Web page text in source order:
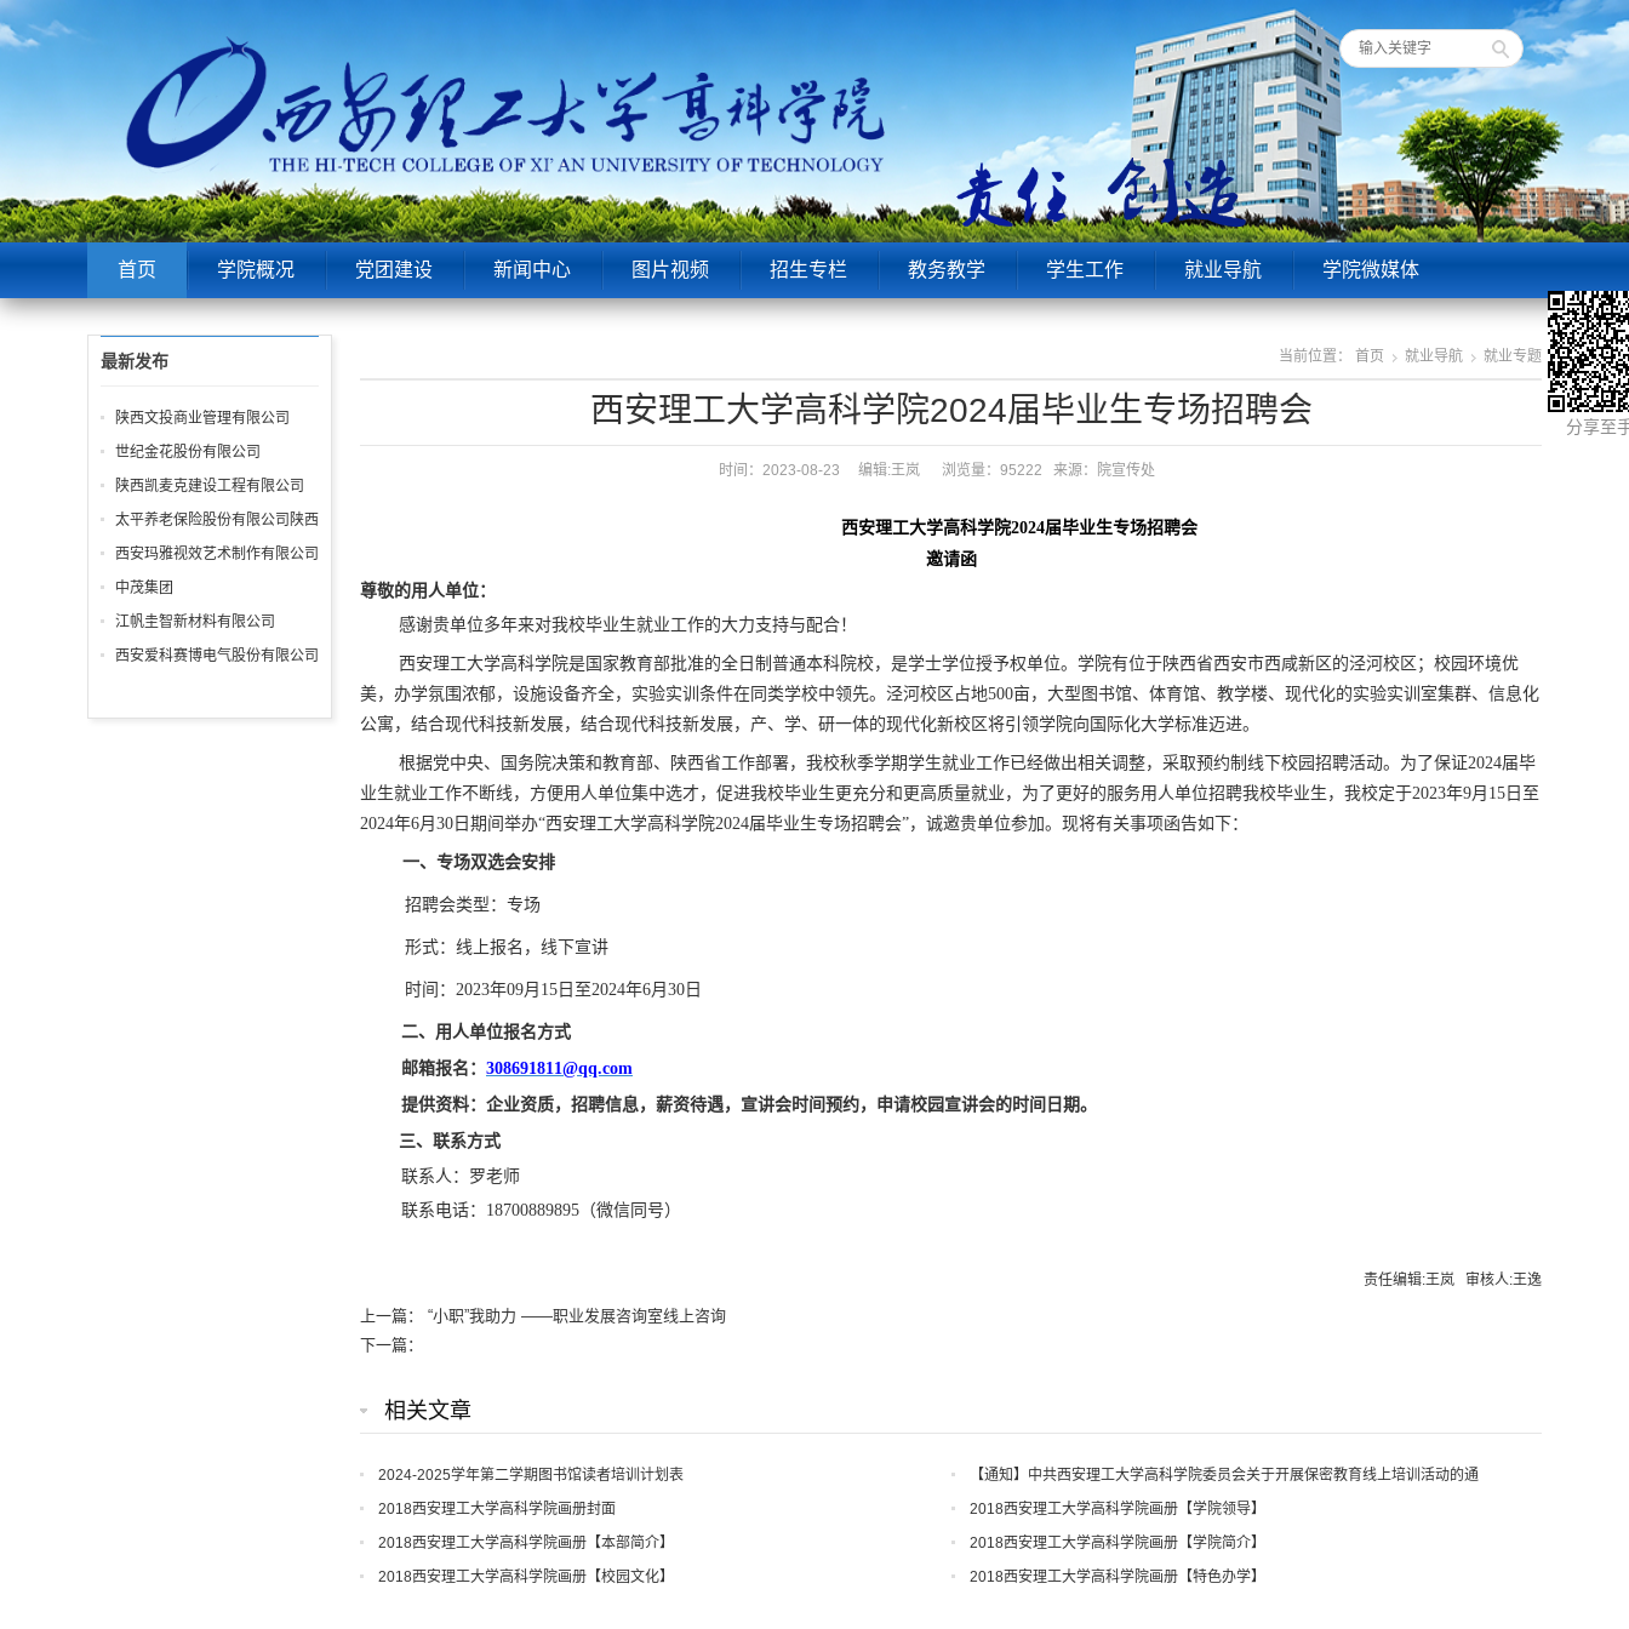
首页 学院概况 党团建设 新闻中心 图片视频 招生专栏 教务教学 学生工作 就业导航 学院微媒体
当前位置： 首页 就业导航 就业专题
分享至
西安理工大学高科学院2024届毕业生专场招聘会
时间：2023-08-23 编辑:王岚 浏览量：95222 来源：院宣传处
西安理工大学高科学院2024届毕业生专场招聘会
邀请函
尊敬的用人单位：
感谢贵单位多年来对我校毕业生就业工作的大力支持与配合！
西安理工大学高科学院是国家教育部批准的全日制普通本科院校，是学士学位授予权单位。学院有位于陕西省西安市西咸新区的泾河校区；校园环境优
美，办学氛围浓郁，设施设备齐全，实验实训条件在同类学校中领先。泾河校区占地500亩，大型图书馆、体育馆、教学楼、现代化的实验实训室集群、信息化
公寓，结合现代科技新发展，结合现代科技新发展，产、学、研一体的现代化新校区将引领学院向国际化大学标准迈进。
根据党中央、国务院决策和教育部、陕西省工作部署，我校秋季学期学生就业工作已经做出相关调整， 采取预约制 线下校园招聘活动。为了保证2024届毕
业生就业工作不断线，方便用人单位集中选才，促进我校毕业生更充分和更高质量就业，为了更好的服务用人单位招聘我校毕业生，我校定于2023年9月 15日 至
2024年6月30 日期间 举办“西安理工大学高科学院2024届毕业生专场招聘会”，诚邀贵单位参加。现将有关事项函告如下：
一、 专场双选会安排
招聘会类型： 专场
形式： 线上报名，线下宣讲
时间： 2023年09月 15 日 至2024年6月30日
二、 用人单位报名方式
邮箱报名： 308691811@qq.com
提供资料：企业资质，招聘信息，薪资待遇，宣讲会时间预约，申请校园宣讲会的时间日期。
三、 联系方式
联系人：罗老师
联系电话：18700889895（微信同号）
责任编辑:王岚 审核人:王逸
上一篇： “小职”我助力 ——职业发展咨询室线上咨询
下一篇：
相关文章
2024-2025学年第二学期图书馆读者培训计划表
【通知】中共西安理工大学高科学院委员会关于开展保密教育线上培训活动的通
知
2018西安理工大学高科学院画册封面
2018西安理工大学高科学院画册【学院领导】
2018西安理工大学高科学院画册【本部简介】
2018西安理工大学高科学院画册【学院简介】
2018西安理工大学高科学院画册【校园文化】
2018西安理工大学高科学院画册【特色办学】
最新发布
陕西文投商业管理有限公司
世纪金花股份有限公司
陕西凯麦克建设工程有限公司
太平养老保险股份有限公司陕西
分公司
西安玛雅视效艺术制作有限公司
中茂集团
江帆圭智新材料有限公司
西安爱科赛博电气股份有限公司